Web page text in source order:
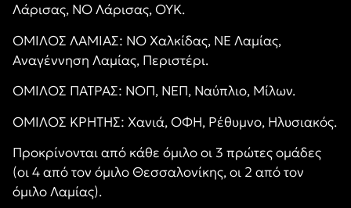
Λάρισας, ΝΟ Λάρισας, ΟΥΚ.
ΟΜΙΛΟΣ ΛΑΜΙΑΣ: ΝΟ Χαλκίδας, ΝΕ Λαμίας,
Αναγέννηση Λαμίας, Περιστέρι.
ΟΜΙΛΟΣ ΠΑΤΡΑΣ: ΝΟΠ, ΝΕΠ, Ναύπλιο, Μίλων.
ΟΜΙΛΟΣ ΚΡΗΤΗΣ: Χανιά, ΟΦΗ, Ρέθυμνο, Ηλυσιακός.
Προκρίνονται από κάθε όμιλο οι 3 πρώτες ομάδες
(οι 4 από τον όμιλο Θεσσαλονίκης, οι 2 από τον
όμιλο Λαμίας).